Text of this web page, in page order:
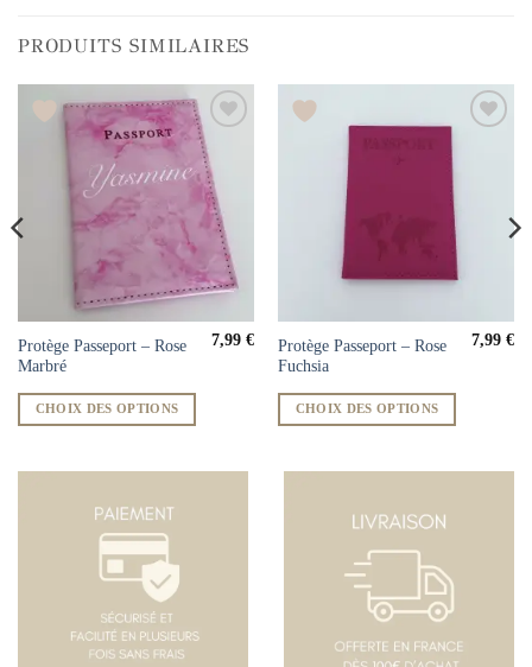
PRODUITS SIMILAIRES
Protège Passeport – Rose
Marbré
7,99€
CHOIX DES OPTIONS
Protège Passeport – Rose
Fuchsia
7,99€
CHOIX DES OPTIONS